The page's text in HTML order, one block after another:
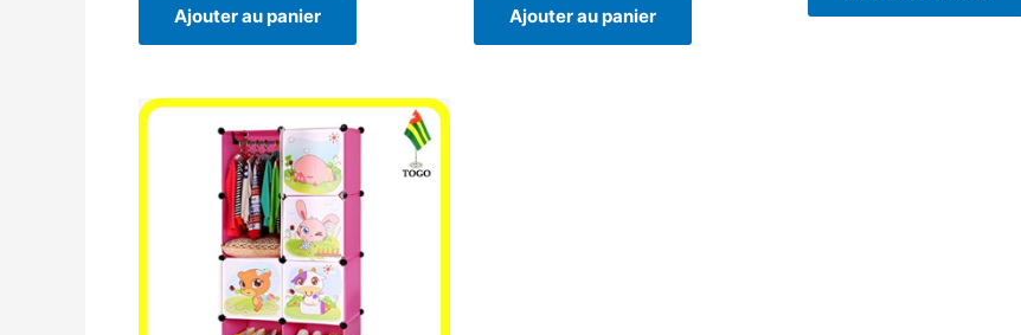
Ajouter au panier Ajouter au panier